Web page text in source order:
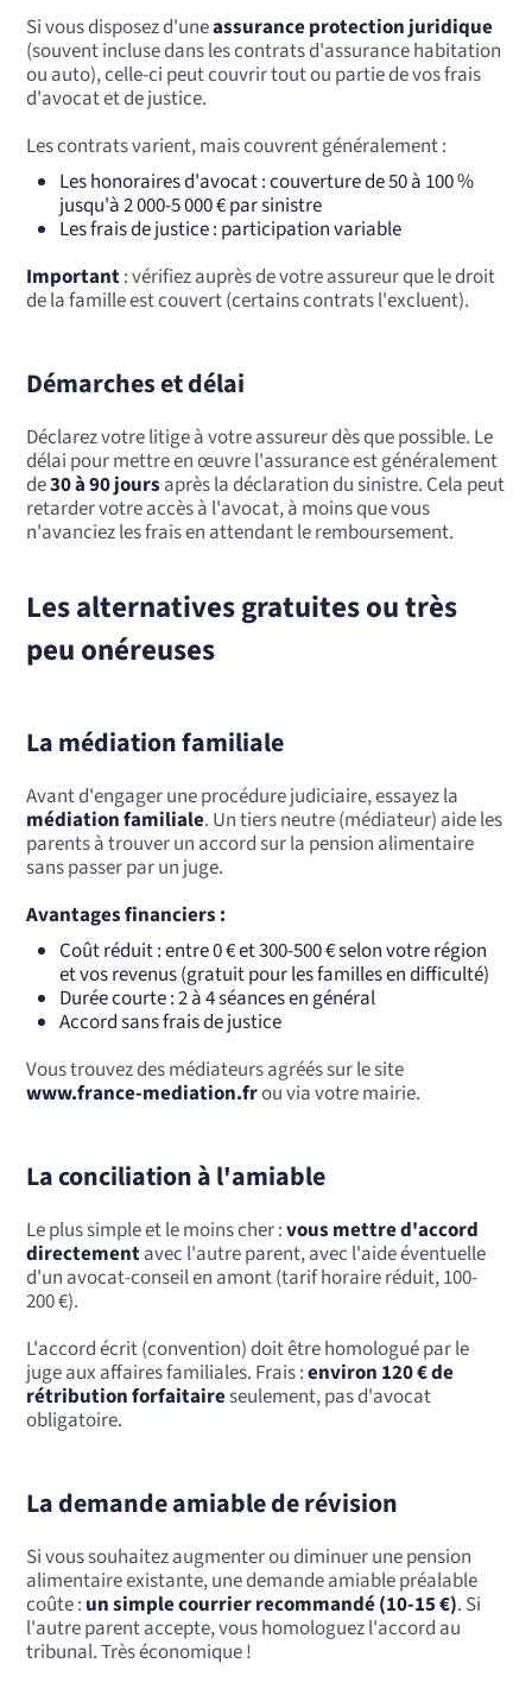
Si vous disposez d'uneassurance protection juridique
(souvent incluse dans les contrats d'assurance habitation
ou auto), celle-ci peut couvrir tout ou partie de vos frais
d'avocat et de justice.
Les contrats varient, mais couvrent généralement :
Les honoraires d'avocat : couverture de 50 à 100 %
jusqu'à 2 000-5 000 € par sinistre
Les frais de justice : participation variable
Important: vérifiez auprès de votre assureur que le droit
de la famille est couvert (certains contrats l'excluent).
Démarches et délai
Déclarez votre litige à votre assureur dès que possible. Le
délai pour mettre en œuvre l'assurance est généralement
de30 à 90 jours après la déclaration du sinistre. Cela peut
retarder votre accès à l'avocat, à moins que vous
n'avanciez les frais en attendant le remboursement.
Les alternatives gratuites ou très
peu onéreuses
La médiation familiale
Avant d'engager une procédure judiciaire, essayez la
médiation familiale. Un tiers neutre (médiateur) aide les
parents à trouver un accord sur la pension alimentaire
sans passer par un juge.
Avantages financiers :
Coût réduit : entre 0 € et 300-500 € selon votre région
et vos revenus (gratuit pour les familles en difficulté)
Durée courte : 2 à 4 séances en général
Accord sans frais de justice
Vous trouvez des médiateurs agréés sur le site
www.france-mediation.frou via votre mairie.
La conciliation à l'amiable
Le plus simple et le moins cher :vous mettre d'accord
directementavec l'autre parent, avec l'aide éventuelle
d'un avocat-conseil en amont (tarif horaire réduit, 100-
200 €).
L'accord écrit (convention) doit être homologué par le
juge aux affaires familiales. Frais :environ 120 € de
rétribution forfaitaireseulement, pas d'avocat
obligatoire.
La demande amiable de révision
Si vous souhaitez augmenter ou diminuer une pension
alimentaire existante, une demande amiable préalable
coûte : un simple courrier recommandé (10-15 €). Si
l'autre parent accepte, vous homologuez l'accord au
tribunal. Très économique !